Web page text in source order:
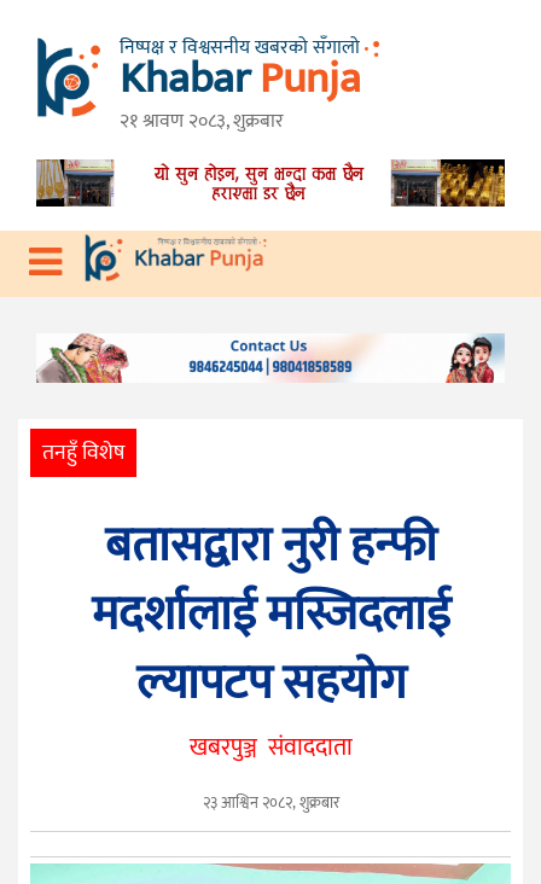
निष्पक्ष र विश्वसनीय खबरको सँगालो
KhabarPunja
२१ श्रावण २०८३, शुक्रबार
गृहपृष्ठ
तनहुँ
गण्डकी
प्रदेश
राजनीति
स्वास्थ्य
मनोरञ्जन
युनिकोड
तनहुँ विशेष
बतासद्वारा नुरी हन्फी
मदर्शालाई मस्जिदलाई
ल्यापटप सहयोग
खबरपुञ्ज संवाददाता
२३ आश्विन २०८२, शुक्रबार